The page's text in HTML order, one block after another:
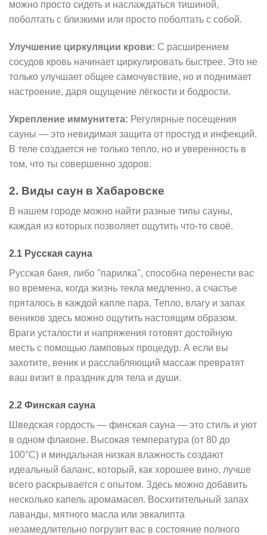
можно просто сидеть и наслаждаться тишиной,
поболтать с близкими или просто поболтать с собой.
Улучшение циркуляции крови: С расширением
сосудов кровь начинает циркулировать быстрее. Это не
только улучшает общее самочувствие, но и поднимает
настроение, даря ощущение лёгкости и бодрости.
Укрепление иммунитета: Регулярные посещения
сауны — это невидимая защита от простуд и инфекций.
В теле создается не только тепло, но и уверенность в
том, что ты совершенно здоров.
2. Виды саун в Хабаровске
В нашем городе можно найти разные типы сауны,
каждая из которых позволяет ощутить что-то своё.
2.1 Русская сауна
Русская баня, либо "парилка", способна перенести вас
во времена, когда жизнь текла медленно, а счастье
пряталось в каждой капле пара. Тепло, влагу и запах
веников здесь можно ощутить настоящим образом.
Враги усталости и напряжения готовят достойную
месть с помощью ламповых процедур. А если вы
захотите, веник и расслабляющий массаж превратят
ваш визит в праздник для тела и души.
2.2 Финская сауна
Шведская гордость — финская сауна — это стиль и уют
в одном флаконе. Высокая температура (от 80 до
100°C) и миндальная низкая влажность создают
идеальный баланс, который, как хорошее вино, лучше
всего раскрывается с опытом. Здесь можно добавить
несколько капель аромамасел. Восхитительный запах
лаванды, мятного масла или эвкалипта
незамедлительно погрузит вас в состояние полного